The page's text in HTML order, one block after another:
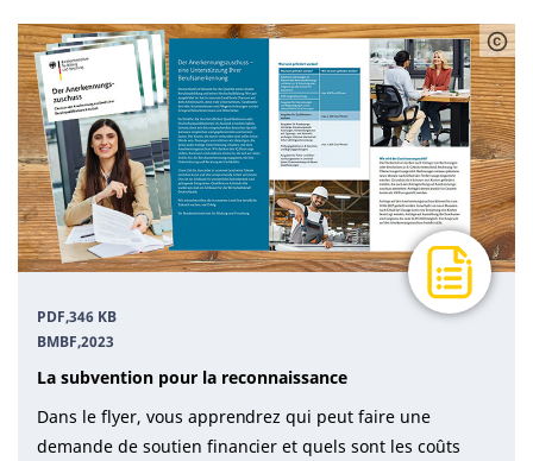
PDF,346 KB
BMBF,2023
La subvention pour la reconnaissance
Dans le flyer, vous apprendrez qui peut faire une
demande de soutien financier et quels sont les coûts